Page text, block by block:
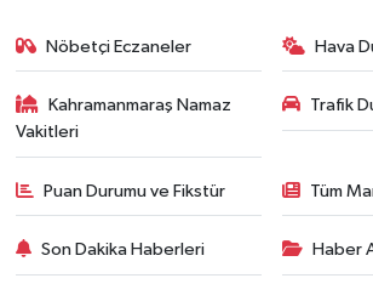
Nöbetçi Eczaneler Hava
Kahramanmaraş Namaz
Vakitleri
Trafik
Puan Durumu ve Fikstür Tüm
Son Dakika Haberleri Haber